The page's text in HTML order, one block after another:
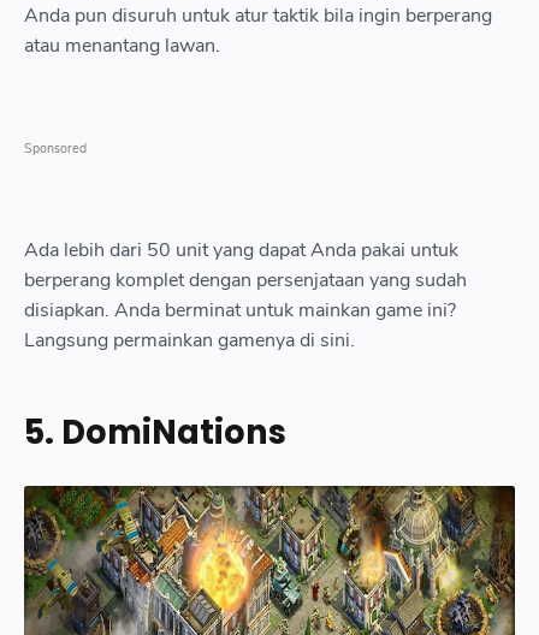
center span style text align left Infinity Kingdom span td tr
normal span style font size small Infinity Kingdom
13 Elvenar Fantasy Kingdom
Kingdom of HF
Seterusnya, ada Kingdoms of HF: Kingdom game. Game ini
berisi pertarungan real-time yang mengikutsertakan Anda
Anda pun disuruh untuk atur taktik bila ingin berperang
atau menantang lawan.
Ada lebih dari 50 unit yang dapat Anda pakai untuk
berperang komplet dengan persenjataan yang sudah
disiapkan. Anda berminat untuk mainkan game ini?
Langsung permainkan gamenya di sini.
5. DomiNations